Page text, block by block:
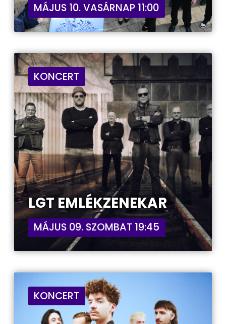
MÁJUS 10. VASÁRNAP 11:00
KONCERT
LGT EMLÉKZENEKAR
MÁJUS 09. SZOMBAT 19:45
KONCERT